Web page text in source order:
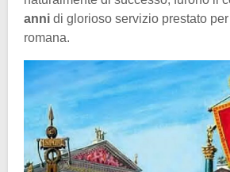
anni di glorioso servizio prestato
romana.